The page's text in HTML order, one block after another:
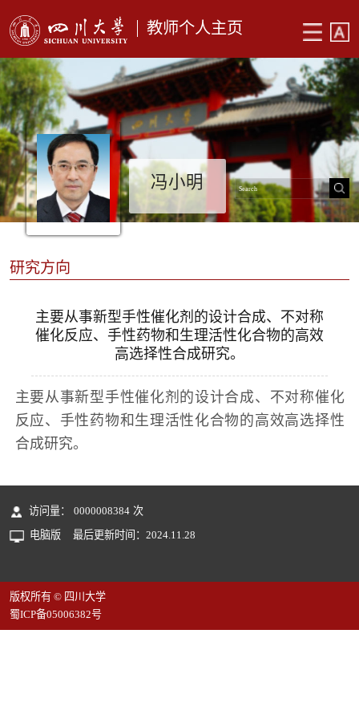
教师个人主页
冯小明
研究方向
主要从事新型手性催化剂的设计合成、不对称
催化反应、手性药物和生理活性化合物的高效
高选择性合成研究。
主要从事新型手性催化剂的设计合成、不对称催化
反应、手性药物和生理活性化合物的高效高选择性
合成研究。
访问量： 0000008384 次
电脑版
最后更新时间： 2024.11.28
版权所有 © 四川大学
蜀ICP备05006382号